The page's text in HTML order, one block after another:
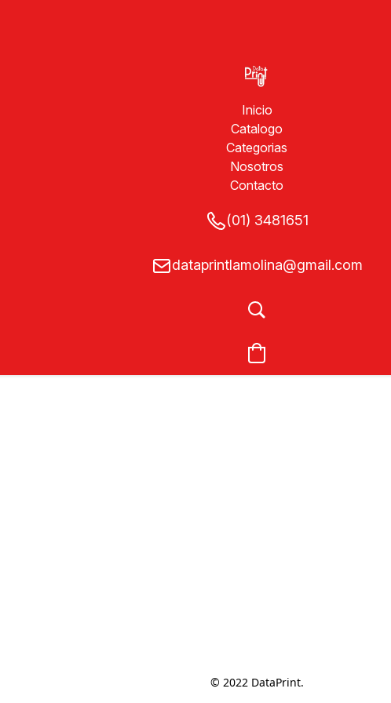
Inicio
Catalogo
Categorias
Nosotros
Contacto
(01) 3481651
dataprintlamolina@gmail.com
© 2022 DataPrint.